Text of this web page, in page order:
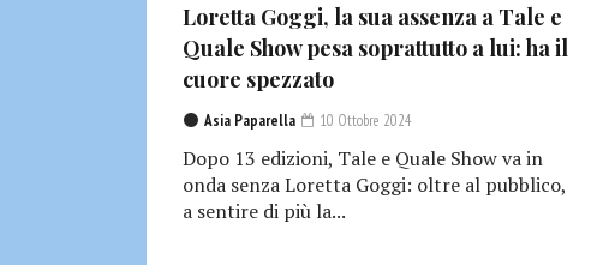
Loretta Goggi, la sua assenza a Tale e
Quale Show pesa soprattutto a lui: ha il
cuore spezzato
Asia Paparella 10 Ottobre 2024
Dopo 13 edizioni, Tale e Quale Show va in
onda senza Loretta Goggi: oltre al pubblico,
a sentire di più la...